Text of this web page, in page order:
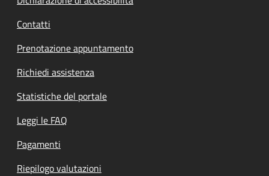
Contatti
Prenotazione appuntamento
Richiedi assistenza
Statistiche del portale
Leggi le FAQ
Pagamenti
Riepilogo valutazioni